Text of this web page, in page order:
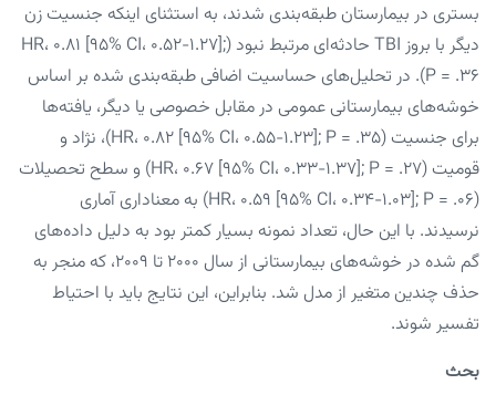
بستری در بیمارستان طبقه‌بندی شدند، به استثنای اینکه جنسیت زن
دیگر با بروز TBI حادثه‌ای مرتبط نبود (HR، ۰.۸۱ [۹۵% CI، ۰.۵۲-۱.۲۷];
P = .۳۶). در تحلیل‌های حساسیت اضافی طبقه‌بندی شده بر اساس
خوشه‌های بیمارستانی عمومی در مقابل خصوصی یا دیگر، یافته‌ها
برای جنسیت (HR، ۰.۸۲ [۹۵% CI، ۰.۵۵-۱.۲۳]; P = .۳۵)، نژاد و
قومیت (HR، ۰.۶۷ [۹۵% CI، ۰.۳۳-۱.۳۷]; P = .۲۷) و سطح تحصیلات
(HR، ۰.۵۹ [۹۵% CI، ۰.۳۴-۱.۰۳]; P = .۰۶) به معناداری آماری
نرسیدند. با این حال، تعداد نمونه بسیار کمتر بود به دلیل داده‌های
گم شده در خوشه‌های بیمارستانی از سال ۲۰۰۰ تا ۲۰۰۹، که منجر به
حذف چندین متغیر از مدل شد. بنابراین، این نتایج باید با احتیاط
تفسیر شوند.
بحث